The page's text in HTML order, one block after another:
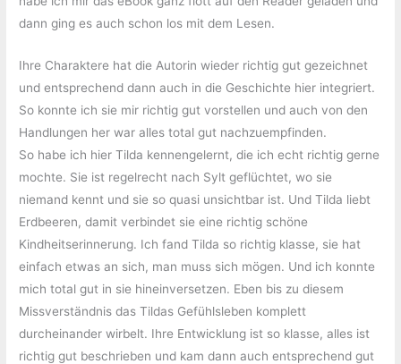
dann ging es auch schon los mit dem Lesen.
Ihre Charaktere hat die Autorin wieder richtig gut gezeichnet
und entsprechend dann auch in die Geschichte hier integriert.
So konnte ich sie mir richtig gut vorstellen und auch von den
Handlungen her war alles total gut nachzuempfinden.
So habe ich hier Tilda kennengelernt, die ich echt richtig gerne
mochte. Sie ist regelrecht nach Sylt geflüchtet, wo sie
niemand kennt und sie so quasi unsichtbar ist. Und Tilda liebt
Erdbeeren, damit verbindet sie eine richtig schöne
Kindheitserinnerung. Ich fand Tilda so richtig klasse, sie hat
einfach etwas an sich, man muss sich mögen. Und ich konnte
mich total gut in sie hineinversetzen. Eben bis zu diesem
Missverständnis das Tildas Gefühlsleben komplett
durcheinander wirbelt. Ihre Entwicklung ist so klasse, alles ist
richtig gut beschrieben und kam dann auch entsprechend gut